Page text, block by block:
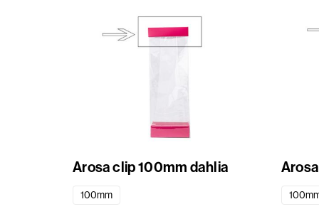
Arosa clip 100mm dahlia
100mm